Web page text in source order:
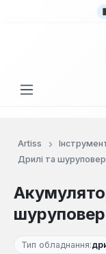
Перейти до
Artiss
Дрилі та
Тип обладнання: